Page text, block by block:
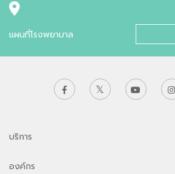
แผนที่โรงพยาบาล
บริการ
องค์กร